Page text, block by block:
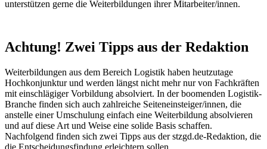
unterstützen gerne die Weiterbildungen ihrer Mitarbeiter/innen.
Achtung! Zwei Tipps aus der Redaktion
Weiterbildungen aus dem Bereich Logistik haben heutzutage
Hochkonjunktur und werden längst nicht mehr nur von Fachkräften
mit einschlägiger Vorbildung absolviert. In der boomenden Logistik-
Branche finden sich auch zahlreiche Seiteneinsteiger/innen, die
anstelle einer Umschulung einfach eine Weiterbildung absolvieren
und auf diese Art und Weise eine solide Basis schaffen.
Nachfolgend finden sich zwei Tipps aus der stzgd.de-Redaktion, die
die Entscheidungsfindung erleichtern sollen.